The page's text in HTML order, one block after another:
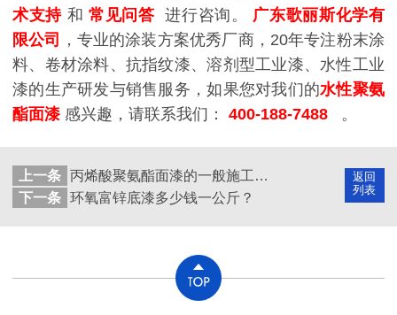
术支持 和常见问答 进行咨询。
广东歌丽斯化学有
限公司
，专业的涂装方案优秀厂商，20年专注粉末涂
料、卷材涂料、抗指纹漆、溶剂型工业漆、水性工业
漆的生产研发与销售服务，如果您对我们的水性聚氨
酯面漆 感兴趣，请联系我们： 400-188-7488 。
返回
列表
上一条
丙烯酸聚氨酯面漆的一般施工流程
下一条 环氧富锌底漆多少钱一公斤？